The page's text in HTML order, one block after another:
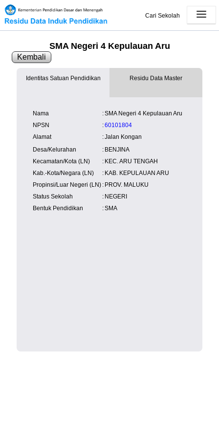
Cari Sekolah
SMA Negeri 4 Kepulauan Aru
Kembali
Identitas Satuan Pendidikan
Nama :SMA Negeri 4 Kepulauan Aru
NPSN
:60101804
Alamat
:Jalan Kongan
Desa/Kelurahan
: BENJINA
Kecamatan/Kota (LN)
: KEC. ARU TENGAH
Kab.-Kota/Negara (LN)
: KAB. KEPULAUAN ARU
Propinsi/Luar Negeri (LN) : PROV. MALUKU
Status Sekolah
: NEGERI
Bentuk Pendidikan
:SMA
Residu Data Master